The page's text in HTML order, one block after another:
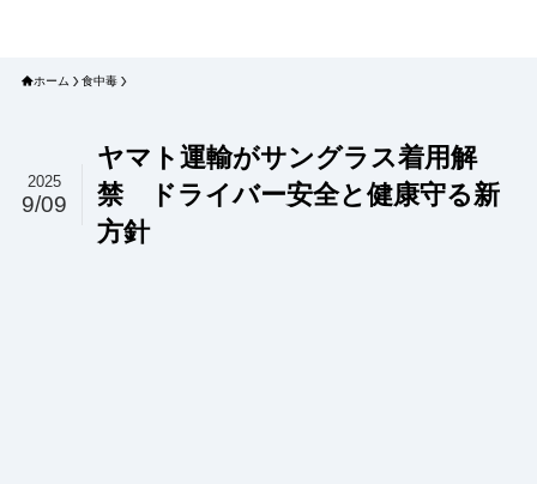
ホーム 食中毒
ヤマト運輸がサングラス着用解
禁 ドライバー安全と健康守る新
方針
2025
9/09